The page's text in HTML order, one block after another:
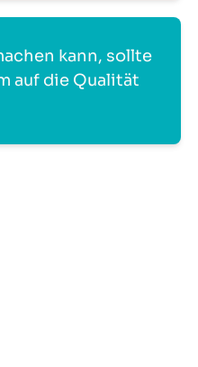
kann, sollte
auf die Qualität